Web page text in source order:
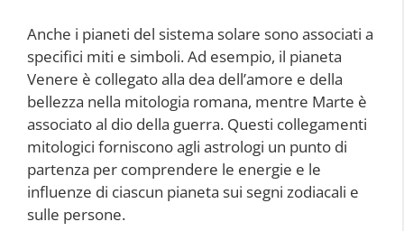
Anche i pianeti del sistema solare sono associati a
specifici miti e simboli. Ad esempio, il pianeta
Venere è collegato alla dea dell’amore e della
bellezza nella mitologia romana, mentre Marte è
associato al dio della guerra. Questi collegamenti
mitologici forniscono agli astrologi un punto di
partenza per comprendere le energie e le
influenze di ciascun pianeta sui segni zodiacali e
sulle persone.